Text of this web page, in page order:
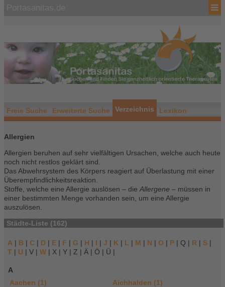
Freie Suche Erweiterte Suche Verzeichnis Lexikon
Allergien
Allergien beruhen auf sehr vielfältigen Ursachen, welche auch heute
noch nicht restlos geklärt sind.
Das Abwehrsystem des Körpers reagiert auf Überlastung mit einer
Überempfindlichkeitsreaktion.
Stoffe, welche eine Allergie auslösen – die Allergene – müssen in
einer bestimmten Menge vorhanden sein, um eine Allergie
auszulösen.
Städte-Liste (162)
A | B | C | D | E | F | G | H | I | J | K | L | M | N | O | P | Q | R | S |
T | U | V | W | X | Y | Z | Ä | Ö | Ü |
A
Aachen (1)
Aichhalden (1)